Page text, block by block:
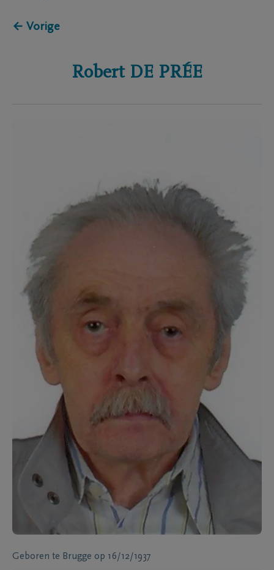
← Vorige
Robert DE PRÉE
Geboren te Brugge op 16/12/1937